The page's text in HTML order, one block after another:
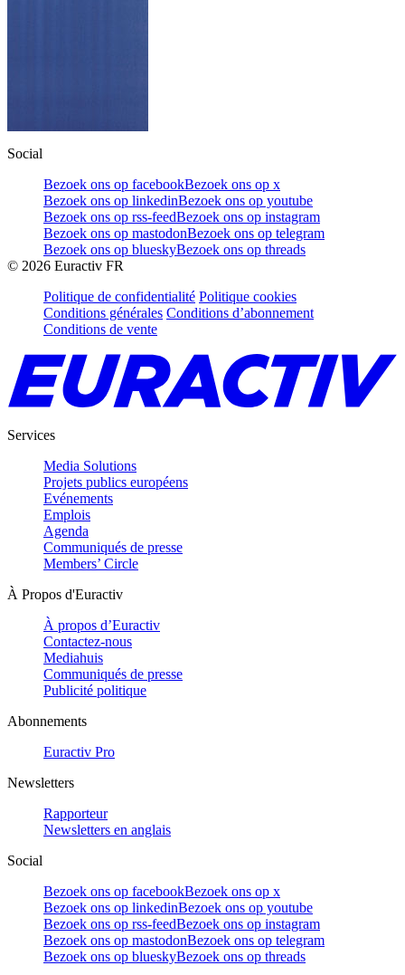
Social
Bezoek ons op facebookBezoek ons op x
Bezoek ons op linkedinBezoek ons op youtube
Bezoek ons op rss-feedBezoek ons op instagram
Bezoek ons op mastodonBezoek ons op telegram
Bezoek ons op blueskyBezoek ons op threads
© 2026 Euractiv FR
Politique de confidentialité Politique cookies
Conditions générales Conditions d’abonnement
Conditions de vente
Services
Media Solutions
Projets publics européens
Evénements
Emplois
Agenda
Communiqués de presse
Members’ Circle
À Propos d'Euractiv
À propos d’Euractiv
Contactez-nous
Mediahuis
Communiqués de presse
Publicité politique
Abonnements
Euractiv Pro
Newsletters
Rapporteur
Newsletters en anglais
Social
Bezoek ons op facebookBezoek ons op x
Bezoek ons op linkedinBezoek ons op youtube
Bezoek ons op rss-feedBezoek ons op instagram
Bezoek ons op mastodonBezoek ons op telegram
Bezoek ons op blueskyBezoek ons op threads